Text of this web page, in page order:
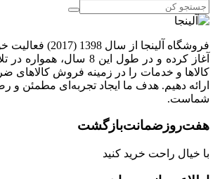
فروشگاه آلینجا از
آغاز کرده و در طول این 8
کالاها و خدمات را در زمینه فروش کالاهای
ارائه دهیم. هدف ما ایجاد تجربه‌ای مطمئن و
شماست.
هفت‌روز‌ضمانت‌بازگشت
با خیال راحت خرید کنید